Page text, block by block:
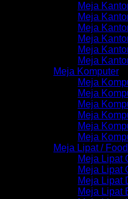
Meja
Meja
Meja
Meja
Meja
Meja
Meja Komputer
Meja
Meja
Meja
Meja
Meja
Meja
Meja Lipat /
Meja Lipat
Meja Lipat
Meja Lipat
Meja Lipat